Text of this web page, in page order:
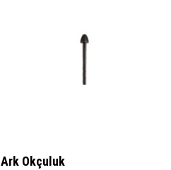
Ark Okçuluk